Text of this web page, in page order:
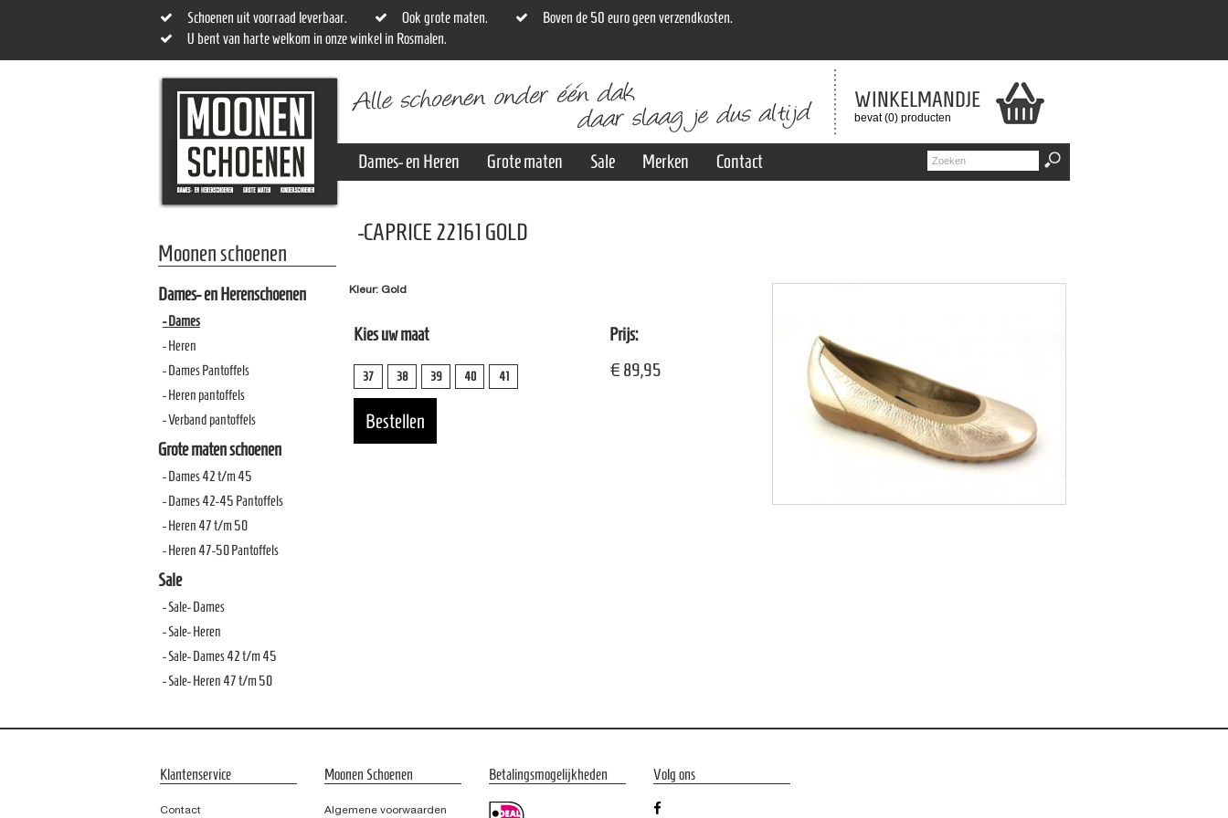
Schoenen uit voorraad leverbaar. Ook grote maten.
Boven de 50 euro geen verzendkosten.
U bent van harte welkom in onze winkel in Rosmalen.
WINKELMANDJE
bevat (0) producten
Dames- en Heren Grote maten Sale Merken Contact
Moonen schoenen
Dames- en Herenschoenen
- Dames
- Heren
- Dames Pantoffels
- Heren pantoffels
- Verband pantoffels
Grote maten schoenen
- Dames 42 t/m 45
- Dames 42-45 Pantoffels
- Heren 47 t/m 50
- Heren 47-50 Pantoffels
Sale
- Sale- Dames
- Sale- Heren
- Sale- Dames 42 t/m 45
- Sale- Heren 47 t/m 50
-CAPRICE 22161 GOLD
Kleur: Gold
Kies uw maat
37 38 39 40 41
Prijs:
€ 89,95
Klantenservice
Contact
Moonen Schoenen
Algemene voorwaarden
Betalingsmogelijkheden Volg ons